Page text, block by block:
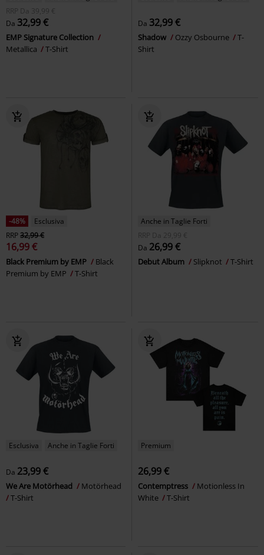
RRP
Da
39,99 €
Da 32,99 €
EMP Signature Collection
Metallica
T-Shirt
Da 32,99 €
Shadow Ozzy Osbourne
T-
Shirt
-48%
Esclusiva
RRP32,99 €
16,99 €
Black Premium by EMP
Black
Premium by EMP
T-Shirt
Anche in Taglie Forti
RRP
Da 29,99 €
Da 26,99 €
Debut Album Slipknot T-Shirt
Esclusiva Anche in Taglie Forti
Da 23,99 €
We Are Motörhead
Motörhead
T-Shirt
Premium
26,99 €
Contemptress
Motionless In
White
T-Shirt